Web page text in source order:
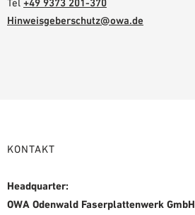
Hinweisgeberschutz@owa.de
KONTAKT
Headquarter:
OWA Odenwald Faserplattenwerk GmbH